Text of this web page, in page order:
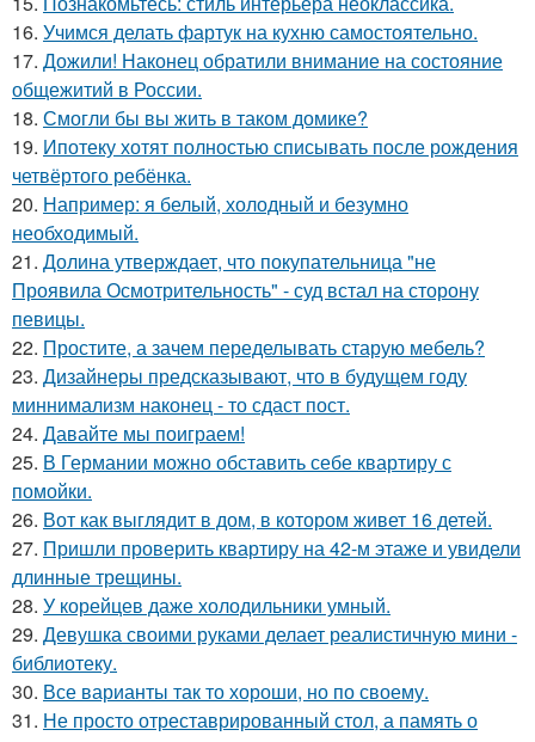
16. Учимся делать фартук на кухню самостоятельно.
17. Дожили! Наконец обратили внимание на состояние
общежитий в России.
18. Смогли бы вы жить в таком домике?
19. Ипотеку хотят полностью списывать после рождения
четвёртого ребёнка.
20. Например: я белый, холодный и безумно
необходимый.
21. Долина утверждает, что покупательница "не
Проявила Осмотрительность" - суд встал на сторону
певицы.
22. Простите, а зачем переделывать старую мебель?
23. Дизайнеры предсказывают, что в будущем году
миннимализм наконец - то сдаст пост.
24. Давайте мы поиграем!
25. В Германии можно обставить себе квартиру с
помойки.
26. Вот как выглядит в дом, в котором живет 16 детей.
27. Пришли проверить квартиру на 42-м этаже и увидели
длинные трещины.
28. У корейцев даже холодильники умный.
29. Девушка своими руками делает реалистичную мини -
библиотеку.
30. Все варианты так то хороши, но по своему.
31. Не просто отреставрированный стол, а память о